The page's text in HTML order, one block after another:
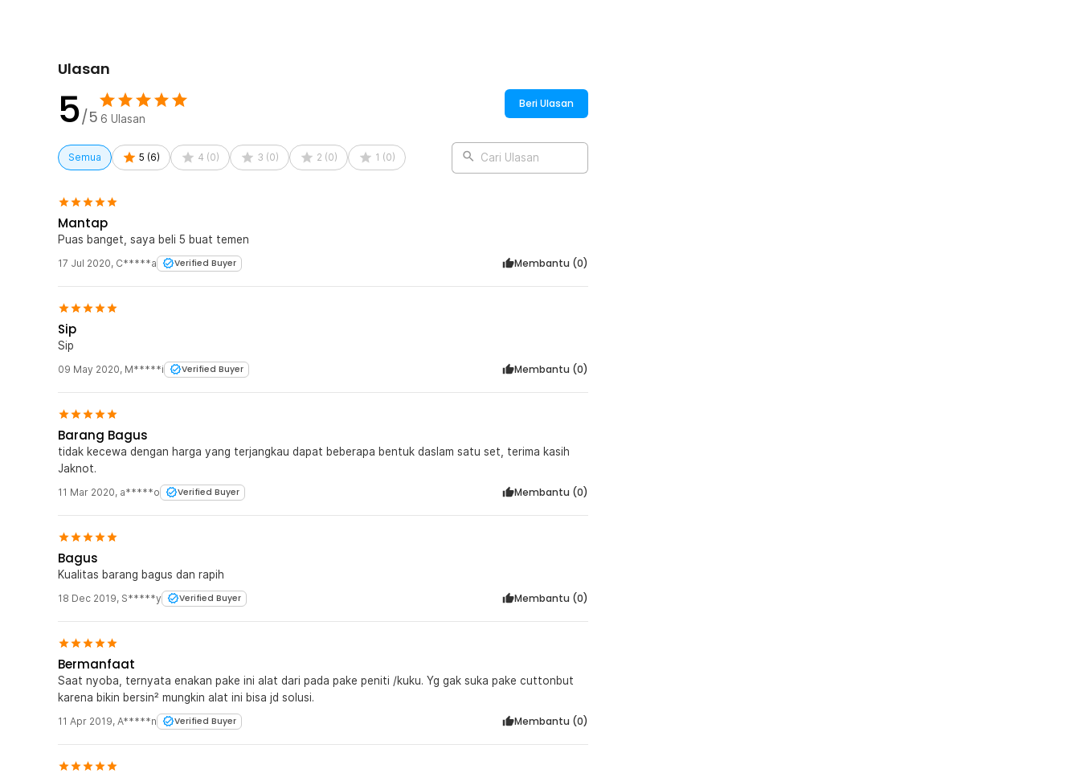
Ulasan
5/5 6 Ulasan
Beri Ulasan
Semua 5 (6) 4 (0) 3 (0) 2 (0) 1 (0) Cari Ulasan
Mantap
Puas banget, saya beli 5 buat temen
17 Jul 2020, C*****a Verified Buyer Membantu (0)
Sip
Sip
09 May 2020, M*****i Verified Buyer Membantu (0)
Barang Bagus
tidak kecewa dengan harga yang terjangkau dapat beberapa bentuk daslam satu set, terima kasih
Jaknot.
11 Mar 2020, a*****o Verified Buyer Membantu (0)
Bagus
Kualitas barang bagus dan rapih
18 Dec 2019, S*****y Verified Buyer Membantu (0)
Bermanfaat
Saat nyoba, ternyata enakan pake ini alat dari pada pake peniti /kuku. Yg gak suka pake cuttonbut
karena bikin bersin² mungkin alat ini bisa jd solusi.
11 Apr 2019, A*****n Verified Buyer Membantu (0)